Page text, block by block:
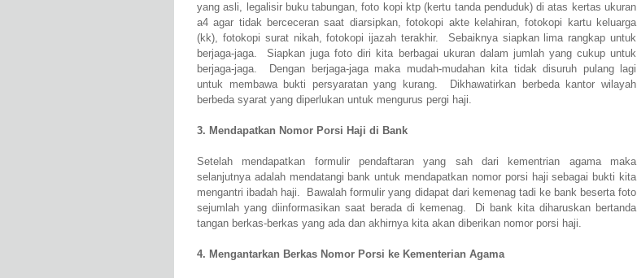
yang asli, legalisir buku tabungan, foto kopi ktp (kertu tanda penduduk) di atas kertas ukuran
a4 agar tidak berceceran saat diarsipkan, fotokopi akte kelahiran, fotokopi kartu keluarga
(kk), fotokopi surat nikah, fotokopi ijazah terakhir. Sebaiknya siapkan lima rangkap untuk
berjaga-jaga. Siapkan juga foto diri kita berbagai ukuran dalam jumlah yang cukup untuk
berjaga-jaga. Dengan berjaga-jaga maka mudah-mudahan kita tidak disuruh pulang lagi
untuk membawa bukti persyaratan yang kurang. Dikhawatirkan berbeda kantor wilayah
berbeda syarat yang diperlukan untuk mengurus pergi haji.
3. Mendapatkan Nomor Porsi Haji di Bank
Setelah mendapatkan formulir pendaftaran yang sah dari kementrian agama maka
selanjutnya adalah mendatangi bank untuk mendapatkan nomor porsi haji sebagai bukti kita
mengantri ibadah haji. Bawalah formulir yang didapat dari kemenag tadi ke bank beserta foto
sejumlah yang diinformasikan saat berada di kemenag. Di bank kita diharuskan bertanda
tangan berkas-berkas yang ada dan akhirnya kita akan diberikan nomor porsi haji.
4. Mengantarkan Berkas Nomor Porsi ke Kementerian Agama